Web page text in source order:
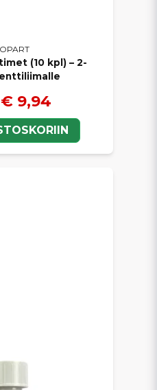
(10 kpl) – 2-
€ 9,94